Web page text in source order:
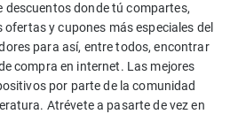
descuentos donde tú compartes,
y cupones más especiales del
para así, entre todos, encontrar
compra en internet. Las mejores
por parte de la comunidad
Atrévete a pasarte de vez en